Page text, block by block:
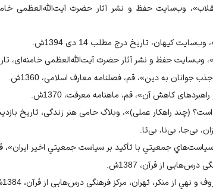
کیهان، تاریخ درج مطلب 14 دی 1394ش.
حفظ و نشر آثار حضرت آيت‌الله‌العظمی خامنه‌ای، تاریخ درج
جوانان به دین»، قم، فصلنامه معارف اسلامی، 1360ش.
كاهش آن»، قم، ماهنامه معرفت، 1370ش.
راهکار عملی)»، وبلاگ حامی هنر زندگی، تاریخ بازدید: 27 شهریور
بی‌جا، بی‌‌نا، بی‌تا.
جمعيتي با تأكيد بر سياست جمعيتي اخير ايران»، قم،
از قرآن، 1387ش.
از منكر، تهران، مرکز فرهنگی درس‌هایی از قرآن، 1384ش.